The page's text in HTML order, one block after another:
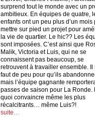
surprend tout le monde avec un
ambitieux. En équipes de quatre,
enfants ont un peu plus d’un mois
mettre sur pied un projet pour
la vie de quartier. Le hic?? Les
sont imposées. C’est ainsi que
Malik, Victoria et Luis, qui ne se
connaissent pas beaucoup, se
retrouvent à travailler ensemble. Il
faut de peu pour qu’ils
mais l’équipe gagnante
passes de saison pour La Ronde.
quoi convaincre même les plus
récalcitrants… même Luis?!
suite…